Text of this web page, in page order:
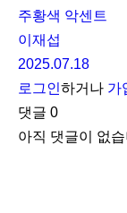
주황색 악센트
이재섭
2025.07.18
로그인하거나 가
댓글 0
아직 댓글이 없